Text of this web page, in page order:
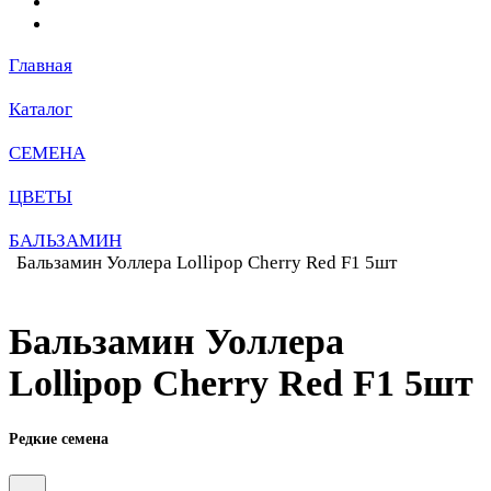
Главная
Каталог
СЕМЕНА
ЦВЕТЫ
БАЛЬЗАМИН
Бальзамин Уоллера Lollipop Cherry Red F1 5шт
Бальзамин Уоллера
Lollipop Cherry Red F1 5шт
Редкие семена